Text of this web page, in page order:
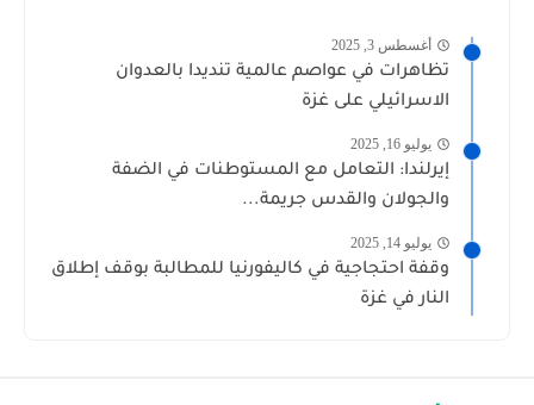
أغسطس 3, 2025
تظاهرات في عواصم عالمية تنديدا بالعدوان
الاسرائيلي على غزة
يوليو 16, 2025
إيرلندا: التعامل مع المستوطنات في الضفة
والجولان والقدس جريمة...
يوليو 14, 2025
وقفة احتجاجية في كاليفورنيا للمطالبة بوقف إطلاق
النار في غزة